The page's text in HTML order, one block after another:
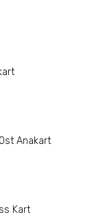
Anakart
Kart